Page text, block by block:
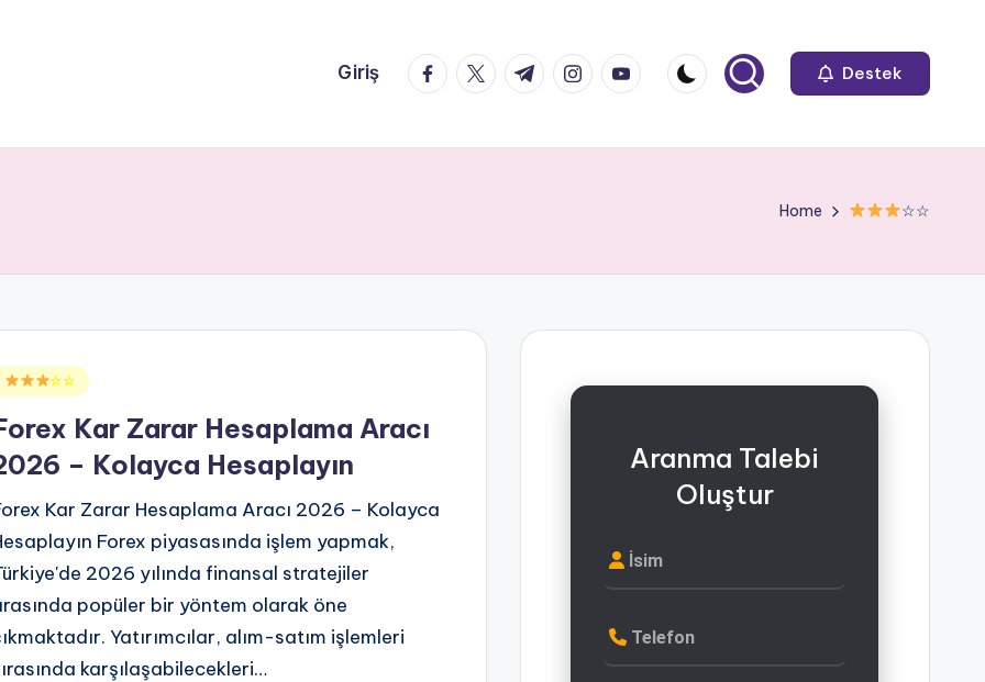
Giriş facebook.com
twitter.com
t.me instagram.com
youtube.com Destek
Home ☆☆
☆☆
Kar Zarar Hesaplama Aracı
– Kolayca Hesaplayın
Kar Zarar Hesaplama Aracı 2026 – Kolayca
Forex piyasasında işlem yapmak,
2026 yılında finansal stratejiler
popüler bir yöntem olarak öne
Yatırımcılar, alım-satım işlemleri
karşılaşabilecekleri…
Aranma Talebi
Oluştur
İsim
Telefon